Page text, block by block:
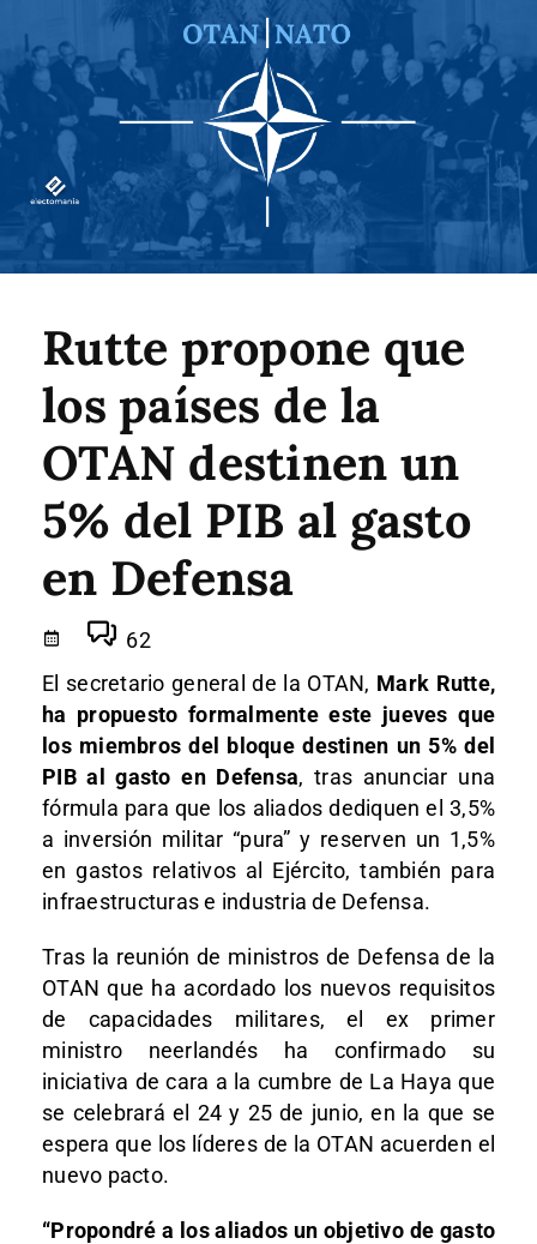
Rutte propone que
los países de la
OTAN destinen un
5% del PIB al gasto
en Defensa
62
El secretario general de la OTAN, Mark Rutte,
ha propuesto formalmente este jueves que
los miembros del bloque destinen un 5% del
PIB al gasto en Defensa, tras anunciar una
fórmula para que los aliados dediquen el 3,5%
a inversión militar “pura” y reserven un 1,5%
en gastos relativos al Ejército, también para
infraestructuras e industria de Defensa.
Tras la reunión de ministros de Defensa de la
OTAN que ha acordado los nuevos requisitos
de capacidades militares, el ex primer
ministro neerlandés ha confirmado su
iniciativa de cara a la cumbre de La Haya que
se celebrará el 24 y 25 de junio, en la que se
espera que los líderes de la OTAN acuerden el
nuevo pacto.
“Propondré a los aliados un objetivo de gasto